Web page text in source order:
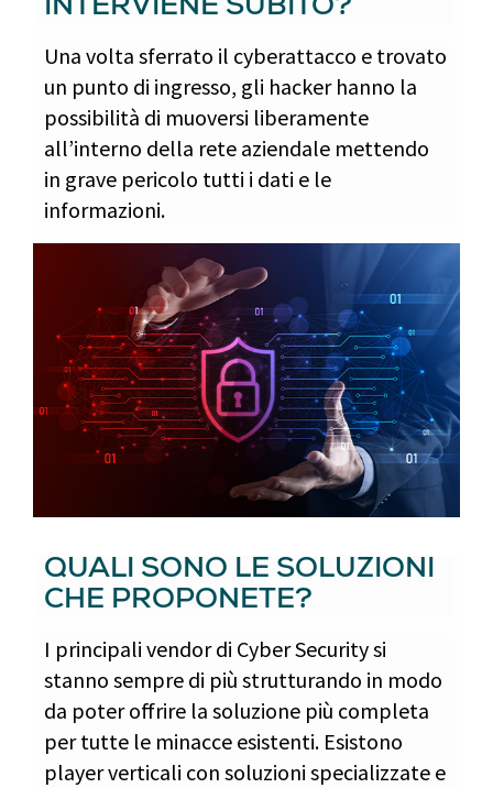
INTERVIENE SUBITO?
Una volta sferrato il cyberattacco e trovato
un punto di ingresso, gli hacker hanno la
possibilità di muoversi liberamente
all’interno della rete aziendale mettendo
in grave pericolo tutti i dati e le
informazioni.
QUALI SONO LE SOLUZIONI
CHE PROPONETE?
I principali vendor di Cyber Security si
stanno sempre di più strutturando in modo
da poter offrire la soluzione più completa
per tutte le minacce esistenti. Esistono
player verticali con soluzioni specializzate e